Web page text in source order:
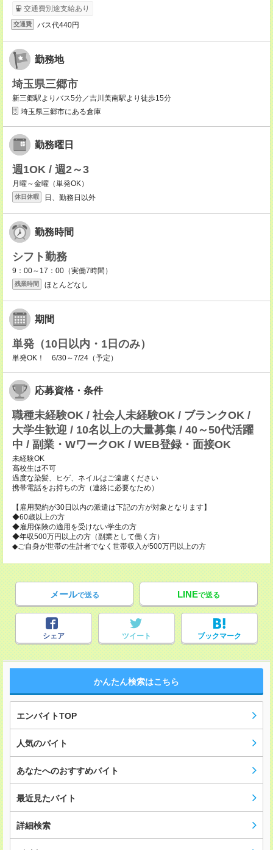
交通費別途支給あり
交通費 バス代440円
勤務地
埼玉県三郷市
新三郷駅よりバス5分／吉川美南駅より徒歩15分
埼玉県三郷市にある倉庫
勤務曜日
週1OK / 週2～3
月曜～金曜（単発OK）
休日休暇 日、勤務日以外
勤務時間
シフト勤務
9：00～17：00（実働7時間）
残業時間 ほとんどなし
期間
単発（10日以内・1日のみ）
単発OK！ 6/30～7/24（予定）
応募資格・条件
職種未経験OK / 社会人未経験OK / ブランクOK /
大学生歓迎 / 10名以上の大量募集 / 40～50代活躍
中 / 副業・WワークOK / WEB登録・面接OK
未経験OK
高校生は不可
過度な染髪、ヒゲ、ネイルはご遠慮ください
携帯電話をお持ちの方（連絡に必要なため）
【雇用契約が30日以内の派遣は下記の方が対象となります】
◆60歳以上の方
◆雇用保険の適用を受けない学生の方
◆年収500万円以上の方（副業として働く方）
◆ご自身が世帯の生計者でなく世帯収入が500万円以上の方
メールで送る LINEで送る
シェア ツイート ブックマーク
かんたん検索はこちら
エンバイトTOP
人気のバイト
あなたへのおすすめバイト
最近見たバイト
詳細検索